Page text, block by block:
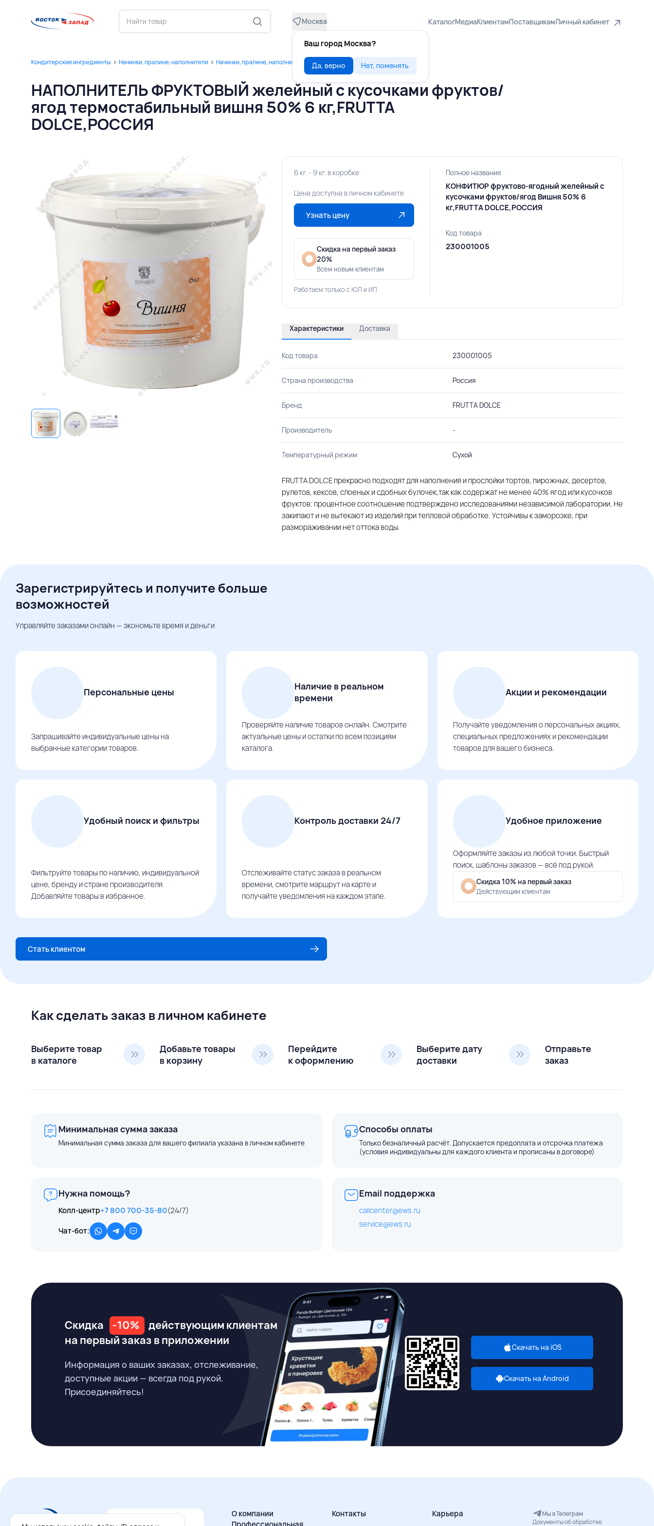
Москва
Ваш город Москва?
Да, верно Нет, поменять
КаталогМедиаКлиентамПоставщикамЛичный кабинет
Кондитерские ингредиенты Начинки, пралине, наполнители Начинки, пралине, наполнители
НАПОЛНИТЕЛЬ ФРУКТОВЫЙ желейный с кусочками фруктов/
ягод термостабильный вишня 50% 6 кг,FRUTTA
DOLCE,РОССИЯ
6 кг. - 9 кг. в коробке
Цена доступна в личном кабинете
Узнать цену
Скидка на первый заказ
20%
Всем новым клиентам
Работаем только с ЮЛ и ИП
Полное название
КОНФИТЮР фруктово-ягодный желейный с
кусочками фруктов/ягод Вишня 50% 6
кг,FRUTTA DOLCE,РОССИЯ
Код товара
230001005
Характеристики Доставка
Код товара 230001005
Страна производства Россия
Бренд FRUTTA DOLCE
Производитель -
Температурный режим Сухой
FRUTTA DOLCE прекрасно подходят для наполнения и прослойки тортов, пирожных, десертов,
рулетов, кексов, слоеных и сдобных булочек,так как содержат не менее 40% ягод или кусочков
фруктов: процентное соотношение подтверждено исследованиями независимой лаборатории. Не
закипают и не вытекают из изделий при тепловой обработке. Устойчивы к заморозке, при
размораживании нет оттока воды.
Зарегистрируйтесь и получите больше
возможностей
Управляйте заказами онлайн — экономьте время и деньги
Персональные цены
Запрашивайте индивидуальные цены на
выбранные категории товаров.
Наличие в реальном
времени
Проверяйте наличие товаров онлайн. Смотрите
актуальные цены и остатки по всем позициям
каталога.
Акции и рекомендации
Получайте уведомления о персональных акциях,
специальных предложениях и рекомендации
товаров для вашего бизнеса.
Удобный поиск и фильтры
Фильтруйте товары по наличию, индивидуальной
цене, бренду и стране производителя.
Добавляйте товары в избранное.
Контроль доставки 24/7
Отслеживайте статус заказа в реальном
времени, смотрите маршрут на карте и
получайте уведомления на каждом этапе.
Удобное приложение
Оформляйте заказы из любой точки. Быстрый
поиск, шаблоны заказов — всё под рукой.
Скидка 10% на первый заказ
Действующим клиентам
Стать клиентом
Как сделать заказ в личном кабинете
Выберите товар
в каталоге
Добавьте товары
в корзину
Перейдите
к оформлению
Выберите дату
доставки
Отправьте
заказ
Минимальная сумма заказа
Минимальная сумма заказа для вашего филиала указана в личном кабинете
Способы оплаты
Только безналичный расчёт. Допускается предоплата и отсрочка платежа
(условия индивидуальны для каждого клиента и прописаны в договоре)
Нужна помощь?
Колл-центр+7 800 700-35-80(24/7)
Чат-бот:
Email поддержка
callcenter@ews.ru
service@ews.ru
Скидка -10%
действующим клиентам
на первый заказ в приложении
Информация о ваших заказах, отслеживание,
доступные акции — всегда под рукой.
Присоединяйтесь!
Скачать на iOS
Скачать на Android
О компании
Контакты Карьера
Мы в Телеграм
Документы об обработке